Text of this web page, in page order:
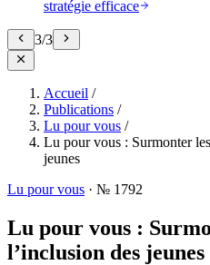
stratégie efficace
3/3
Accueil /
Publications /
Lu pour vous /
Lu pour vous : Surmonter
jeunes
Lu pour vous · № 1792
Lu pour vous :
l’inclusion des jeunes